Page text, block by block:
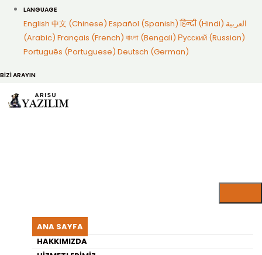
LANGUAGE
English 中文 (Chinese) Español (Spanish) हिन्दी (Hindi) العربية
(Arabic) Français (French) বাংলা (Bengali) Русский (Russian)
Português (Portuguese) Deutsch (German)
BİZİ ARAYIN
ANA SAYFA
HAKKIMIZDA
Sermayesiz E-Ticaret Nasıl
Yapılır? Gerçekçi Yol Haritası